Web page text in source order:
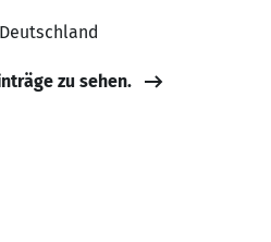
zu sehen.